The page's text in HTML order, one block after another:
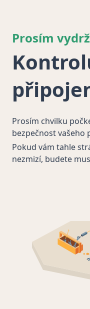
Prosím
Prosím chvilku
bezpečnost vašeho
Pokud vám tahle
nezmizí, budete